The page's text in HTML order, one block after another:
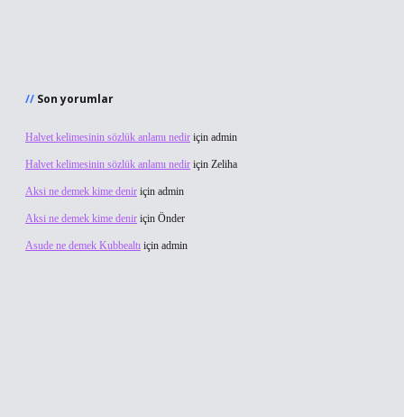
Son yorumlar
Halvet kelimesinin sözlük anlamı nedir için admin
Halvet kelimesinin sözlük anlamı nedir için Zeliha
Aksi ne demek kime denir için admin
Aksi ne demek kime denir için Önder
Asude ne demek Kubbealtı için admin